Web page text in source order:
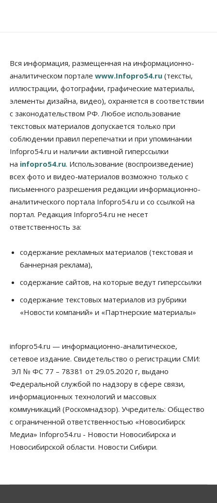
Недвижимость
Новосибирску нужны яркие объекты и
градообразующие общественные здания
10 Августа 2026, 14:30
Общество
Предложения по строительству частных
бомбоубежищ появились на российском рынке
10 Августа 2026, 14:00
Бизнес Общество
В Новосибирске сформировалось
профессиональное сообщество стендап-комиков
10 Августа 2026, 13:30
Недвижимость
Антон Рехтин: Вместе строим будущее
Цены в ресторанах Новосибирска выросли на 8%
10 Августа 2026, 13:00
Власть
церковь посетит 50 поселений Новосибирской
области
10 Августа 2026, 12:15
В Новосибирской области число дел о
10 Августа 2026, 12:00
Общество
НГУ обновил рекорд по числу абитуриентов
Общество
Полмиллиарда направят на доплаты
начальникам полиции Новосибирской области
10 Августа 2026, 11:15
Вся информация, размещенная на информационно-
аналитическом портале www.Infopro54.ru (тексты,
иллюстрации, фотографии, графические материалы,
элементы дизайна, видео), охраняется в соответствии
с законодательством РФ. Любое использование
текстовых материалов допускается только при
соблюдении правил перепечатки и при упоминании
Infopro54.ru и наличии активной гиперссылки
на infopro54.ru. Использование (воспроизведение)
всех фото и видео-материалов возможно только с
письменного разрешения редакции информационно-
аналитического портала Infopro54.ru и со ссылкой на
портал. Редакция Infopro54.ru не несет
ответственность за:
содержание рекламных материалов (текстовая и
баннерная реклама),
содержание сайтов, на которые ведут гиперссылки
содержание текстовых материалов из рубрики
«Новости компаний» и «Партнерские материалы»
infopro54.ru — информационно-аналитическое,
сетевое издание. Свидетельство о регистрации СМИ:
ЭЛ № ФС 77 – 78381 от 29.05.2020 г, выдано
Федеральной службой по надзору в сфере связи,
информационных технологий и массовых
коммуникаций (Роскомнадзор). Учредитель: Общество
с ограниченной ответственностью «Новосибирск
Медиа» Infopro54.ru - Новости Новосибирска и
Новосибирской области. Новости Сибири.